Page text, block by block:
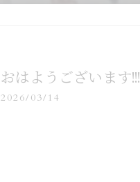
おはようございます!!!
2026/03/14